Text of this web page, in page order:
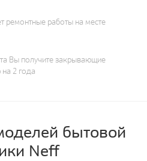
ремонтные работы на месте
Вы получите закрывающие
2 года
бытовой
Neff